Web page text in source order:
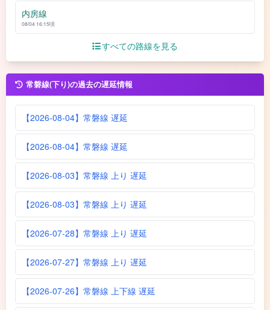
内房線
08/04 16:15頃
すべての路線を見る
常磐線(下り)の過去の遅延情報
【2026-08-04】常磐線 遅延
【2026-08-04】常磐線 遅延
【2026-08-03】常磐線 上り 遅延
【2026-08-03】常磐線 上り 遅延
【2026-07-28】常磐線 上り 遅延
【2026-07-27】常磐線 上り 遅延
【2026-07-26】常磐線 上下線 遅延